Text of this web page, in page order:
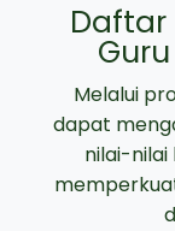
Daftar
Melalui
dapat
nilai-